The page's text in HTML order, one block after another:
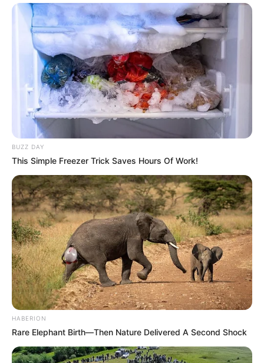
BUZZ DAY
This Simple Freezer Trick Saves Hours Of Work!
HABERION
Rare Elephant Birth—Then Nature Delivered A Second Shock